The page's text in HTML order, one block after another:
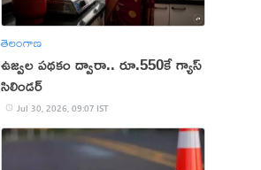
తెలంగాణ
ఉజ్వల పథకం ద్వారా.. రూ.550కే గ్యాస్
సిలిండర్
Jul 30, 2026, 09:07 IST